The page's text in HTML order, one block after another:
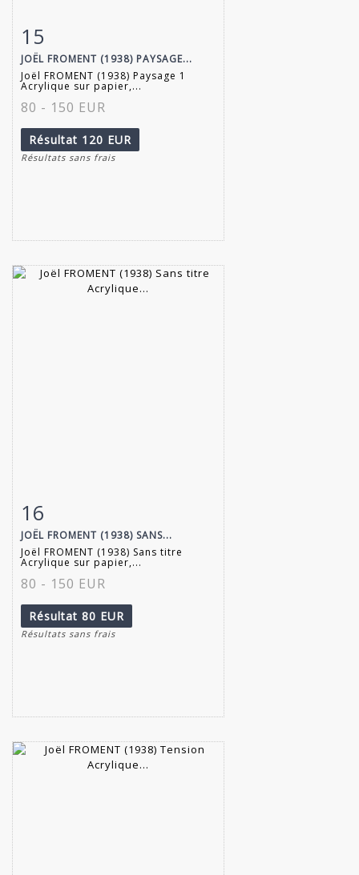
Fiche détaillée
15
JOËL FROMENT (1938) PAYSAGE...
Joël FROMENT (1938) Paysage 1
Acrylique sur papier,...
80 - 150 EUR
Résultat 120 EUR
Résultats sans frais
Fiche détaillée
16
JOËL FROMENT (1938) SANS...
Joël FROMENT (1938) Sans titre
Acrylique sur papier,...
80 - 150 EUR
Résultat 80 EUR
Résultats sans frais